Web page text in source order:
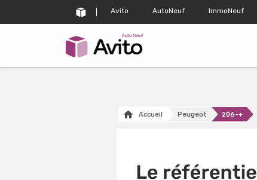
Avito AutoNeuf ImmoNeuf
Accueil Peugeot 206-+